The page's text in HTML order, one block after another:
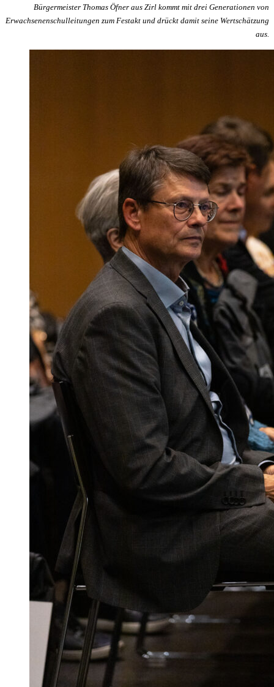
Bürgermeister Thomas Öfner aus Zirl kommt mit drei Generationen von
Erwachsenenschulleitungen zum Festakt und drückt damit seine Wertschätzung
aus.